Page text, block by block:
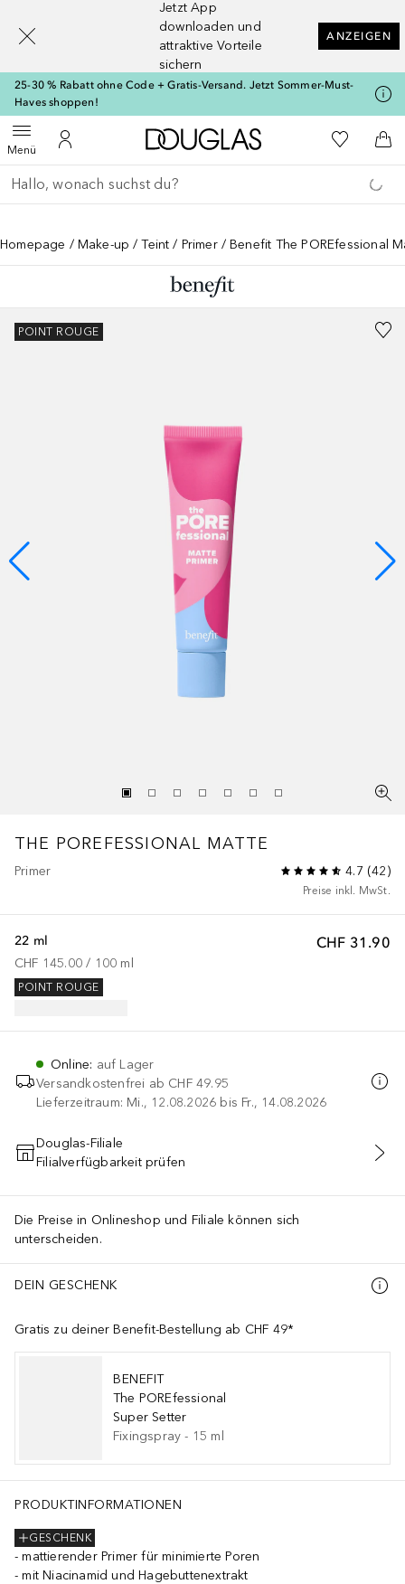
Jetzt App
downloaden und
attraktive Vorteile
sichern
ANZEIGEN
25-30 % Rabatt ohne Code + Gratis-Versand. Jetzt Sommer-Must-
Haves shoppen!
MenüMenü öffnenZu Meinem Kundenkonto
Zur Douglas Startseite
Zu Meiner
Gehe zurück
Suche ausführen
Homepage Make-up Teint Primer Benefit The POREfessional
POINT ROUGE
THE POREFESSIONAL MATTE
Primer 4.7 (42)
Preise inkl. MwSt.
CHF 31.90
22 ml
CHF 145.00 / 100 ml
POINT ROUGE
Online: auf Lager
Versandkostenfrei ab CHF 49.95
Lieferzeitraum: Mi., 12.08.2026 bis Fr., 14.08.2026
IN DEN WARENKORB
Douglas-Filiale
Filialverfügbarkeit prüfen
Die Preise in Onlineshop und Filiale können sich
unterscheiden.
DEIN GESCHENK
Gratis zu deiner Benefit-Bestellung ab CHF 49*
BENEFIT
The POREfessional
Super Setter
Fixingspray - 15 ml
PRODUKTINFORMATIONEN
GESCHENK
mattierender Primer für minimierte Poren
mit Niacinamid und Hagebuttenextrakt
[navigation.slideout.screenreader]